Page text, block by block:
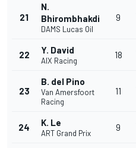
21
N.
Bhirombhakdi
DAMS Lucas Oil
9
22 Y. David
AIX Racing
18
23
B. del Pino
Van Amersfoort
Racing
11
24 K. Le
ART Grand Prix
9